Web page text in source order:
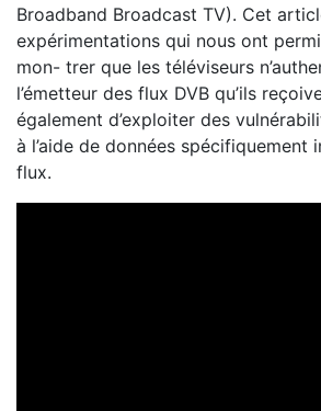
Broadband Broadcast TV). Cet
expérimentations qui nous ont
mon- trer que les téléviseurs
l’émetteur des flux DVB qu’ils
également d’exploiter des
à l’aide de données spécifiquement
flux.